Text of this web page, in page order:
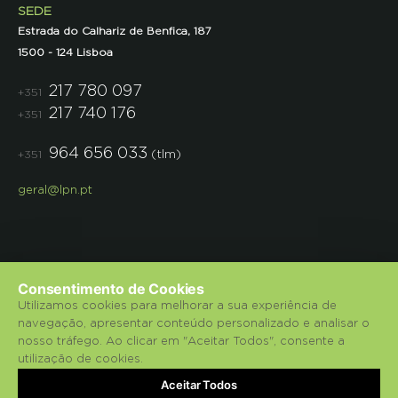
SEDE
Estrada do Calhariz de Benfica, 187
1500 - 124 Lisboa
+351 217 780 097
+351 217 740 176
+351 964 656 033 (tlm)
geral@lpn.pt
© 2018 Liga para a Protecção da Natureza.
Política de Privacidade
Consentimento de Cookies
Utilizamos cookies para melhorar a sua experiência de
navegação, apresentar conteúdo personalizado e analisar o
nosso tráfego. Ao clicar em "Aceitar Todos", consente a
utilização de cookies.
Aceitar Todos